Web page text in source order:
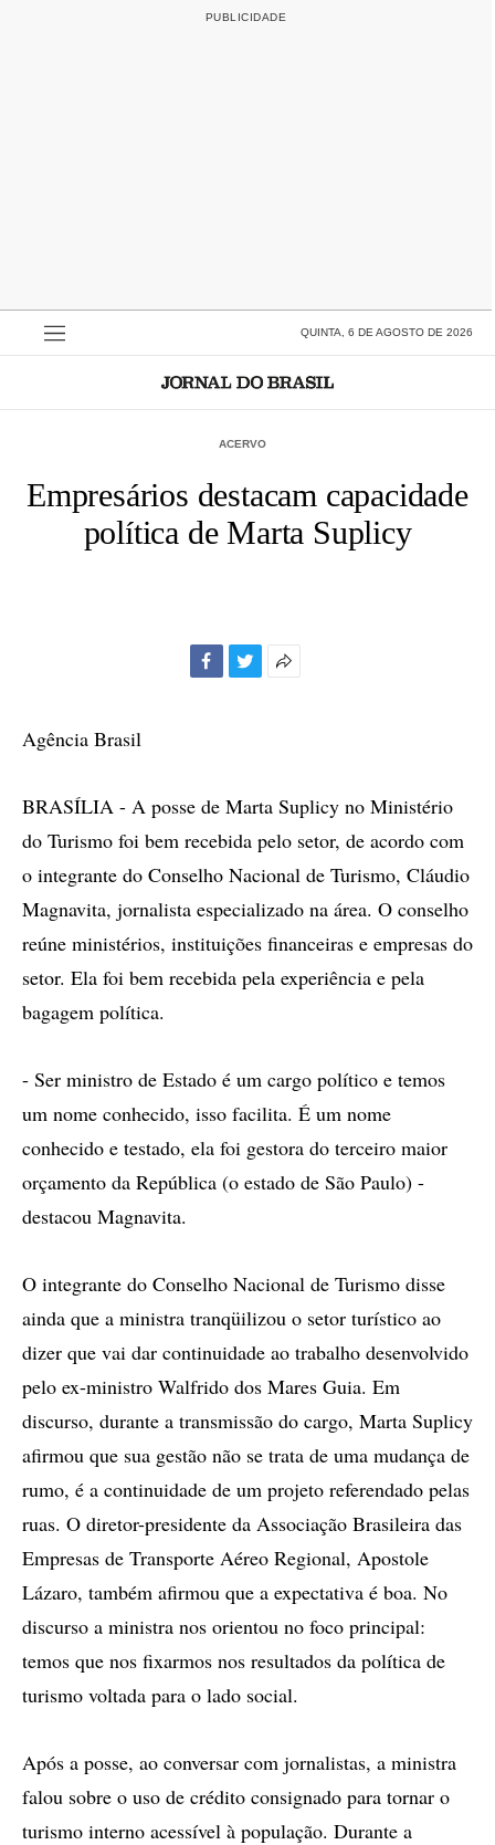
QUINTA, 6 DE AGOSTO DE 2026
ACERVO
Empresários destacam capacidade
política de Marta Suplicy
Agência Brasil
BRASÍLIA - A posse de Marta Suplicy no Ministério
do Turismo foi bem recebida pelo setor, de acordo com
o integrante do Conselho Nacional de Turismo, Cláudio
Magnavita, jornalista especializado na área. O conselho
reúne ministérios, instituições financeiras e empresas do
setor. Ela foi bem recebida pela experiência e pela
bagagem política.
- Ser ministro de Estado é um cargo político e temos
um nome conhecido, isso facilita. É um nome
conhecido e testado, ela foi gestora do terceiro maior
orçamento da República (o estado de São Paulo) -
destacou Magnavita.
O integrante do Conselho Nacional de Turismo disse
ainda que a ministra tranqüilizou o setor turístico ao
dizer que vai dar continuidade ao trabalho desenvolvido
pelo ex-ministro Walfrido dos Mares Guia. Em
discurso, durante a transmissão do cargo, Marta Suplicy
afirmou que sua gestão não se trata de uma mudança de
rumo, é a continuidade de um projeto referendado pelas
ruas. O diretor-presidente da Associação Brasileira das
Empresas de Transporte Aéreo Regional, Apostole
Lázaro, também afirmou que a expectativa é boa. No
discurso a ministra nos orientou no foco principal:
temos que nos fixarmos nos resultados da política de
turismo voltada para o lado social.
Após a posse, ao conversar com jornalistas, a ministra
falou sobre o uso de crédito consignado para tornar o
turismo interno acessível à população. Durante a